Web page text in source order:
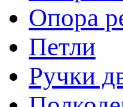
Опора
Петли
Ручки